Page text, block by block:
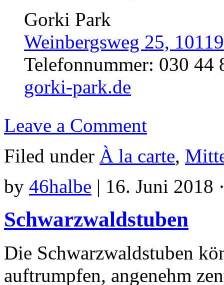
Gorki Park
Weinbergsweg 25,
Telefonnummer: 030 44
gorki-park.de
Leave a Comment
Filed under À la carte,
by 46halbe | 16. Juni 2018
Schwarzwaldstuben
Die Schwarzwaldstuben
auftrumpfen, angenehm